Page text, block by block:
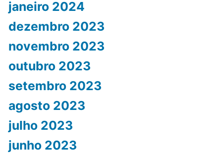
janeiro 2024
dezembro 2023
novembro 2023
outubro 2023
setembro 2023
agosto 2023
julho 2023
junho 2023